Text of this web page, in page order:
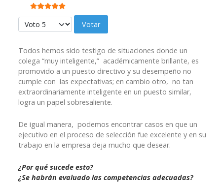
Ratio:5/5
Por favor, vote
Todos hemos sido testigo de situaciones donde un
colega “muy inteligente,” académicamente brillante, es
promovido a un puesto directivo y su desempeño no
cumple con las expectativas; en cambio otro, no tan
extraordinariamente inteligente en un puesto similar,
logra un papel sobresaliente.
De igual manera, podemos encontrar casos en que un
ejecutivo en el proceso de selección fue excelente y en su
trabajo en la empresa deja mucho que desear.
¿Por qué sucede esto?
¿Se habrán evaluado las competencias adecuadas?